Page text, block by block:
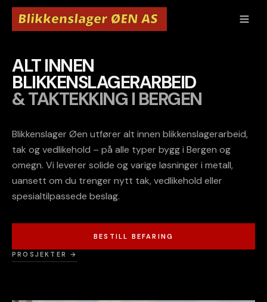
ALT INNEN
BLIKKENSLAGERARBEID
& TAKTEKKING I BERGEN
Blikkenslager Øen utfører alt innen blikkenslagerarbeid,
tak og vedlikehold – på alle typer bygg i Bergen og
omegn. Vi leverer solide og varige løsninger i metall,
uansett om du trenger nytt tak, vedlikehold eller
spesialtilpassede beslag.
BESTILL BEFARING
PROSJEKTER →